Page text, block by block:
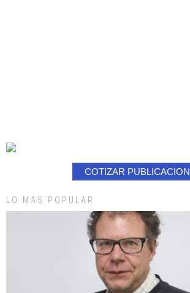
COTIZAR PUBLICACION
LO MAS POPULAR